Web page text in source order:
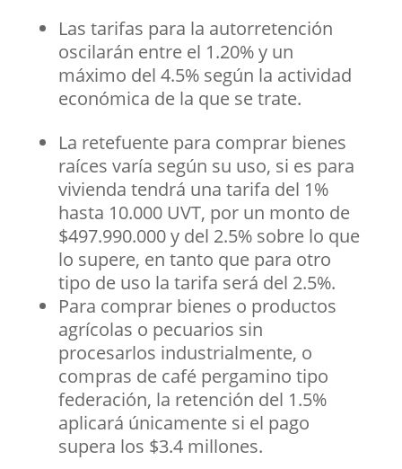
Las tarifas para la autorretención
oscilarán entre el 1.20% y un
máximo del 4.5% según la actividad
económica de la que se trate.
La retefuente para comprar bienes
raíces varía según su uso, si es para
vivienda tendrá una tarifa del 1%
hasta 10.000 UVT, por un monto de
$497.990.000 y del 2.5% sobre lo que
lo supere, en tanto que para otro
tipo de uso la tarifa será del 2.5%.
Para comprar bienes o productos
agrícolas o pecuarios sin
procesarlos industrialmente, o
compras de café pergamino tipo
federación, la retención del 1.5%
aplicará únicamente si el pago
supera los $3.4 millones.